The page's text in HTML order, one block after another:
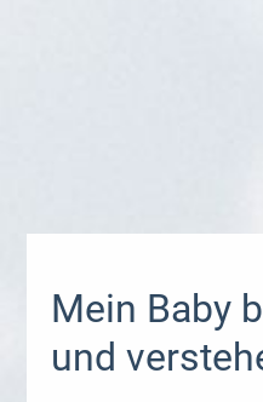
Mein Baby
und